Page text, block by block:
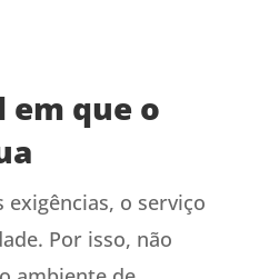
em que o
exigências, o serviço
Por isso, não